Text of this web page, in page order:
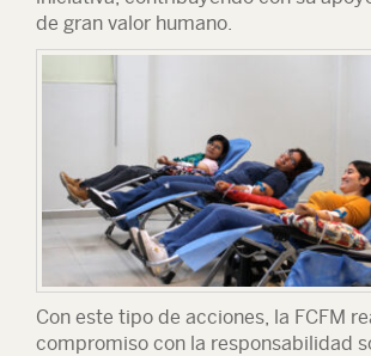
de gran valor humano.
Con este tipo de acciones, la FCFM
compromiso con la responsabilidad